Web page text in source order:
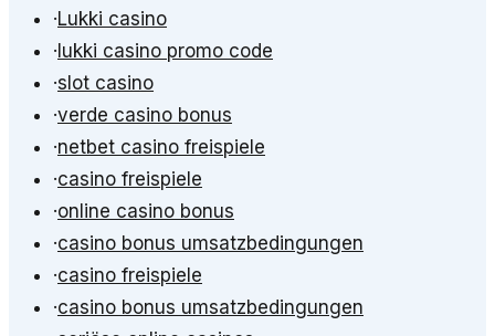
·Lukki casino
· lukki casino promo code
·slot casino
·verde casino bonus
·netbet casino freispiele
·casino freispiele
·online casino bonus
·casino bonus umsatzbedingungen
·casino freispiele
·casino bonus umsatzbedingungen